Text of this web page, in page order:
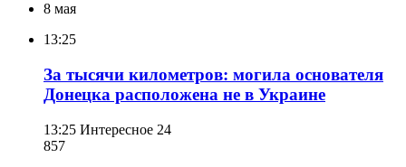
8 мая
13:25
За тысячи километров: могила основателя
Донецка расположена не в Украине
13:25 Интересное 24
857